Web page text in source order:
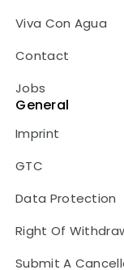
Viva Con Agua
Contact
Jobs
General
Imprint
GTC
Data Protection
Right Of
Submit A